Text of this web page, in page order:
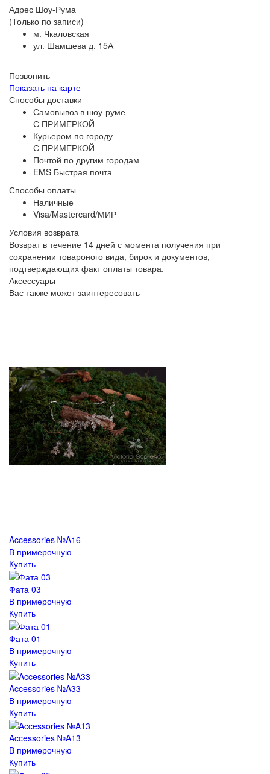
Адрес Шоу-Рума
(Только по записи)
м. Чкаловская
ул. Шамшева д. 15А
Позвонить
Показать на карте
Способы доставки
Самовывоз в шоу-руме
С ПРИМЕРКОЙ
Курьером по городу
С ПРИМЕРКОЙ
Почтой по другим городам
EMS Быстрая почта
Способы оплаты
Наличные
Visa/Mastercard/МИР
Условия возврата
Возврат в течение 14 дней с момента получения при
сохранении товароного вида, бирок и документов,
подтверждающих факт оплаты товара.
Аксессуары
Вас также может заинтересовать
Accessories №A16
В примерочную
Купить
Фата 03
В примерочную
Купить
Фата 01
В примерочную
Купить
Accessories №A33
В примерочную
Купить
Accessories №A13
В примерочную
Купить